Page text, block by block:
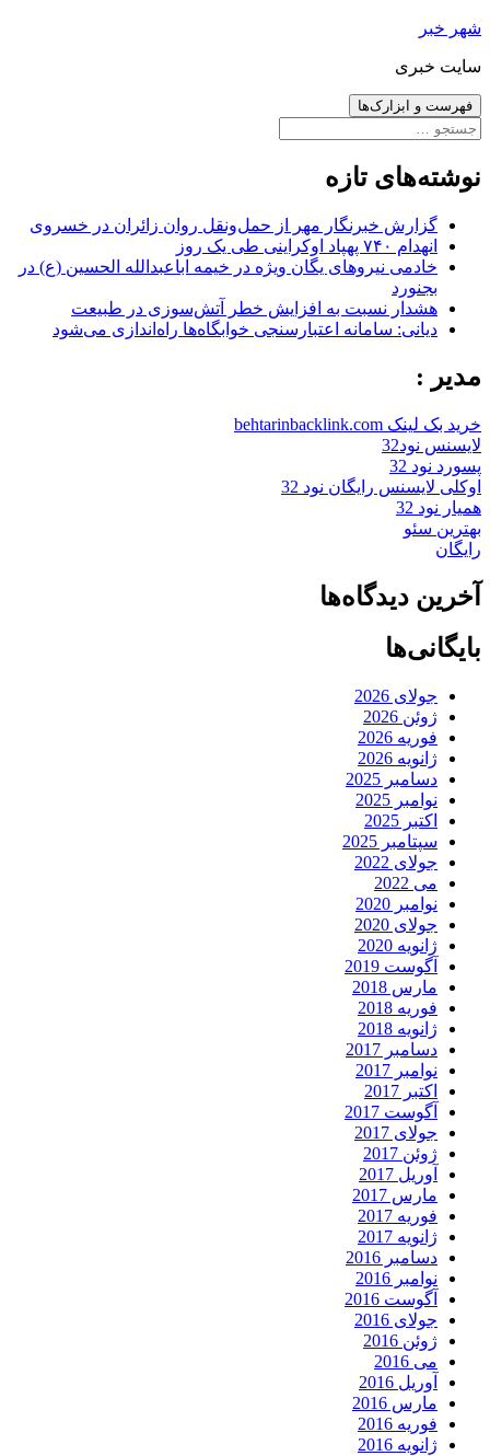
رفتن
نوشته‌ها
شهر خبر
سایت خبری
فهرست و ابزارک‌ها
جستجو
نوشته‌های تازه
گزارش خبرنگار مهر از حمل‌ونقل روان زائران در خسروی
انهدام ۷۴۰ پهپاد اوکراینی طی یک روز
خادمی نیروهای یگان ویژه در خیمه اباعبدالله الحسین (ع) در
بجنورد
هشدار نسبت به افزایش خطر آتش‌سوزی در طبیعت
دیانی: سامانه اعتبارسنجی خوابگاه‌ها راه‌اندازی می‌شود
مدیر :
خرید بک لینک behtarinbacklink.com
لایسنس نود32
پسورد نود 32
اوکلی لایسنس رایگان نود 32
همیار نود 32
بهترین سئو
رایگان
آخرین دیدگاه‌ها
بایگانی‌ها
جولای 2026
ژوئن 2026
فوریه 2026
ژانویه 2026
دسامبر 2025
نوامبر 2025
اکتبر 2025
سپتامبر 2025
جولای 2022
می 2022
نوامبر 2020
جولای 2020
ژانویه 2020
آگوست 2019
مارس 2018
فوریه 2018
ژانویه 2018
دسامبر 2017
نوامبر 2017
اکتبر 2017
آگوست 2017
جولای 2017
ژوئن 2017
آوریل 2017
مارس 2017
فوریه 2017
ژانویه 2017
دسامبر 2016
نوامبر 2016
آگوست 2016
جولای 2016
ژوئن 2016
می 2016
آوریل 2016
مارس 2016
فوریه 2016
ژانویه 2016